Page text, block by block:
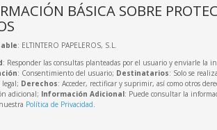
BÁSICA SOBRE
: ELTINTERO PAPELEROS, S.L.
: Responder las consultas planteadas por el usuario y enviarle la
: Consentimiento del usuario; Destinatarios: Solo se
Derechos: Acceder, rectificar y suprimir, así como otros
adicional; Información Adicional: Puede consultar la
Política de Privacidad.